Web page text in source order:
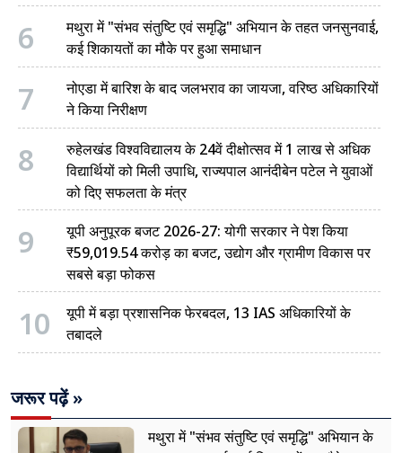
6
मथुरा में "संभव संतुष्टि एवं समृद्धि" अभियान के तहत जनसुनवाई,
कई शिकायतों का मौके पर हुआ समाधान
7
नोएडा में बारिश के बाद जलभराव का जायजा, वरिष्ठ अधिकारियों
ने किया निरीक्षण
8
रुहेलखंड विश्वविद्यालय के 24वें दीक्षोत्सव में 1 लाख से अधिक
विद्यार्थियों को मिली उपाधि, राज्यपाल आनंदीबेन पटेल ने युवाओं
को दिए सफलता के मंत्र
9
यूपी अनुपूरक बजट 2026-27: योगी सरकार ने पेश किया
₹59,019.54 करोड़ का बजट, उद्योग और ग्रामीण विकास पर
सबसे बड़ा फोकस
10
यूपी में बड़ा प्रशासनिक फेरबदल, 13 IAS अधिकारियों के
तबादले
जरूर पढ़ें »
मथुरा में "संभव संतुष्टि एवं समृद्धि" अभियान के